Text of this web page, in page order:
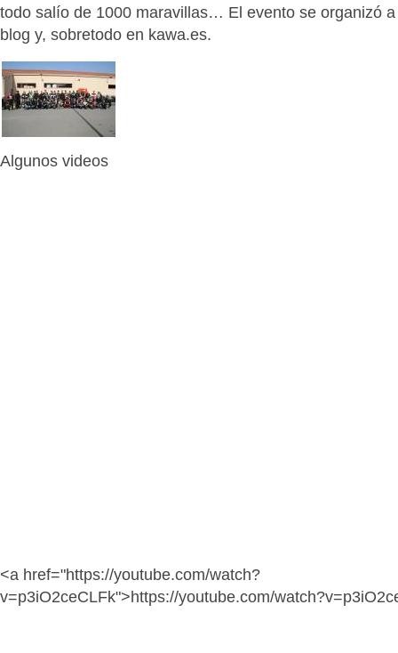
todo salío de 1000 maravillas… El evento se organizó
blog y, sobretodo en kawa.es.
Algunos videos
<a href="https://youtube.com/watch?
v=p3iO2ceCLFk">https://youtube.com/